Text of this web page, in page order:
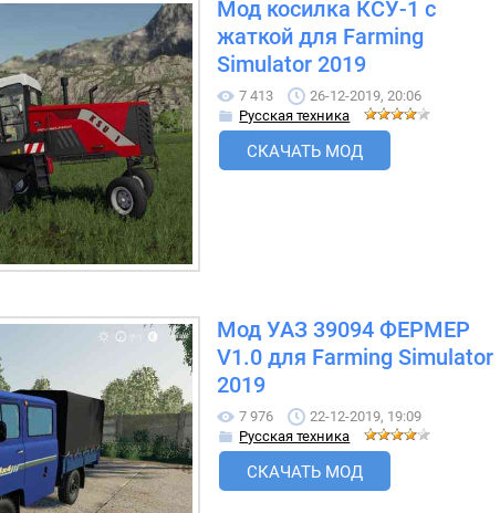
Мод косилка КСУ-1 с
жаткой для Farming
Simulator 2019
7 413
26-12-2019, 20:06
Русская техника
СКАЧАТЬ МОД
Мод УАЗ 39094 ФЕРМЕР
V1.0 для Farming Simulator
2019
7 976
22-12-2019, 19:09
Русская техника
СКАЧАТЬ МОД